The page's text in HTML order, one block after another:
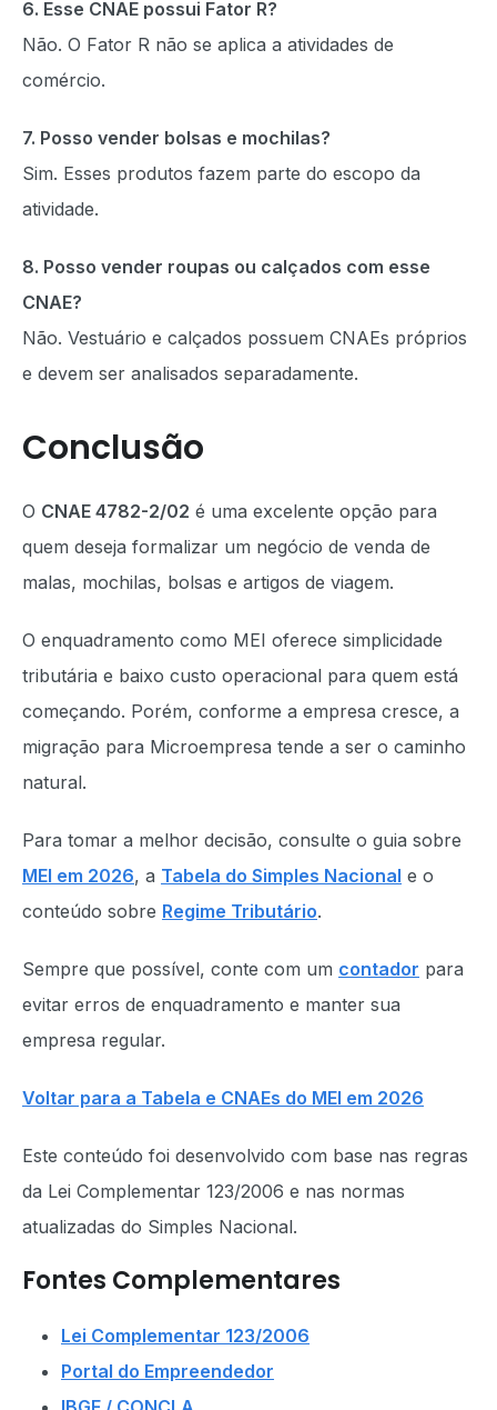
6. Esse CNAE possui Fator R?
Não. O Fator R não se aplica a atividades de
comércio.
7. Posso vender bolsas e mochilas?
Sim. Esses produtos fazem parte do escopo da
atividade.
8. Posso vender roupas ou calçados com esse
CNAE?
Não. Vestuário e calçados possuem CNAEs próprios
e devem ser analisados separadamente.
Conclusão
O CNAE 4782-2/02 é uma excelente opção para
quem deseja formalizar um negócio de venda de
malas, mochilas, bolsas e artigos de viagem.
O enquadramento como MEI oferece simplicidade
tributária e baixo custo operacional para quem está
começando. Porém, conforme a empresa cresce, a
migração para Microempresa tende a ser o caminho
natural.
Para tomar a melhor decisão, consulte o guia sobre
MEI em 2026, a Tabela do Simples Nacional e o
conteúdo sobre Regime Tributário.
Sempre que possível, conte com um contador para
evitar erros de enquadramento e manter sua
empresa regular.
Voltar para a Tabela e CNAEs do MEI em 2026
Este conteúdo foi desenvolvido com base nas regras
da Lei Complementar 123/2006 e nas normas
atualizadas do Simples Nacional.
Fontes Complementares
Lei Complementar 123/2006
Portal do Empreendedor